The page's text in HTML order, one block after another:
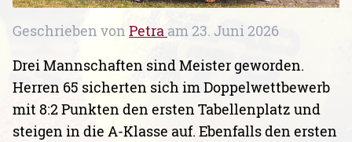
Geschrieben von Petra am23. Juni 2026
Drei Mannschaften sind Meister geworden.
Herren 65 sicherten sich im Doppelwettbewerb
mit 8:2 Punkten den ersten Tabellenplatz und
steigen in die A-Klasse auf. Ebenfalls den ersten